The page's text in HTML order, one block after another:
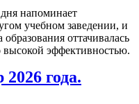
напоминает
учебном заведении, и
оттачивалась
высокой эффективностью.
2026 года.